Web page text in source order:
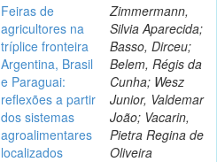
Feiras de
agricultores na
tríplice fronteira
Argentina, Brasil
e Paraguai:
reflexões a partir
dos sistemas
agroalimentares
localizados
Zimmermann,
Silvia Aparecida;
Basso, Dirceu;
Belem, Régis da
Cunha; Wesz
Junior, Valdemar
João; Vacarin,
Pietra Regina de
Oliveira